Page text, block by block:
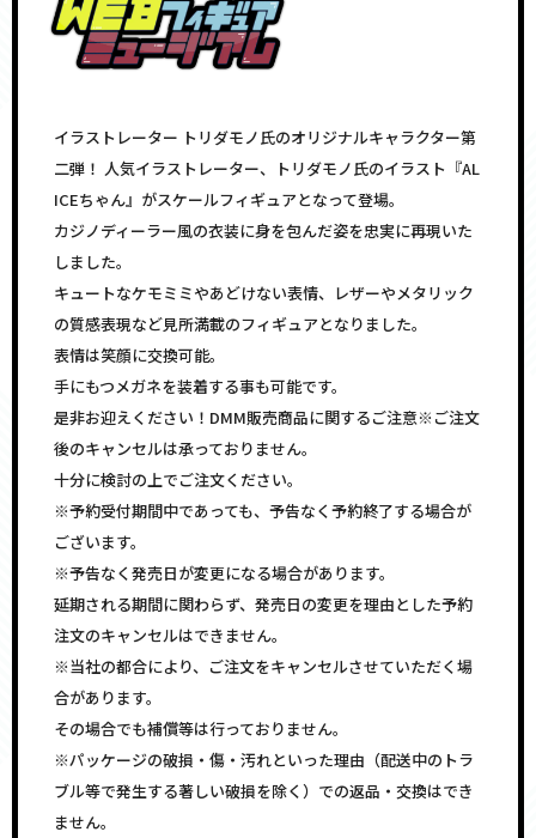
イラストレーター トリダモノ氏のオリジナルキャラクター第
二弾！ 人気イラストレーター、トリダモノ氏のイラスト『AL
ICEちゃん』がスケールフィギュアとなって登場。
カジノディーラー風の衣装に身を包んだ姿を忠実に再現いた
しました。
キュートなケモミミやあどけない表情、レザーやメタリック
の質感表現など見所満載のフィギュアとなりました。
表情は笑顔に交換可能。
手にもつメガネを装着する事も可能です。
是非お迎えください！DMM販売商品に関するご注意※ご注文
後のキャンセルは承っておりません。
十分に検討の上でご注文ください。
※予約受付期間中であっても、予告なく予約終了する場合が
ございます。
※予告なく発売日が変更になる場合があります。
延期される期間に関わらず、発売日の変更を理由とした予約
注文のキャンセルはできません。
※当社の都合により、ご注文をキャンセルさせていただく場
合があります。
その場合でも補償等は行っておりません。
※パッケージの破損・傷・汚れといった理由（配送中のトラ
ブル等で発生する著しい破損を除く）での返品・交換はでき
ません。